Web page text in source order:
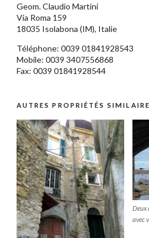
Geom.Claudio Martini
Via Roma 159
18035 Isolabona (IM), Italie
Téléphone: 0039 01841928543
Mobile: 0039 3407556868
Fax: 0039 01841928544
AUTRES PROPRIÉTÉS
Deux
avec